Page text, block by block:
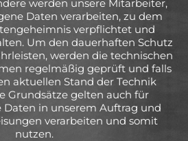
werden unsere Mitarbeiter,
Daten verarbeiten, zu dem
verpflichtet und
Um den dauerhaften Schutz
werden die technischen
regelmäßig geprüft und falls
aktuellen Stand der Technik
Grundsätze gelten auch für
Daten in unserem Auftrag und
verarbeiten und somit
nutzen.